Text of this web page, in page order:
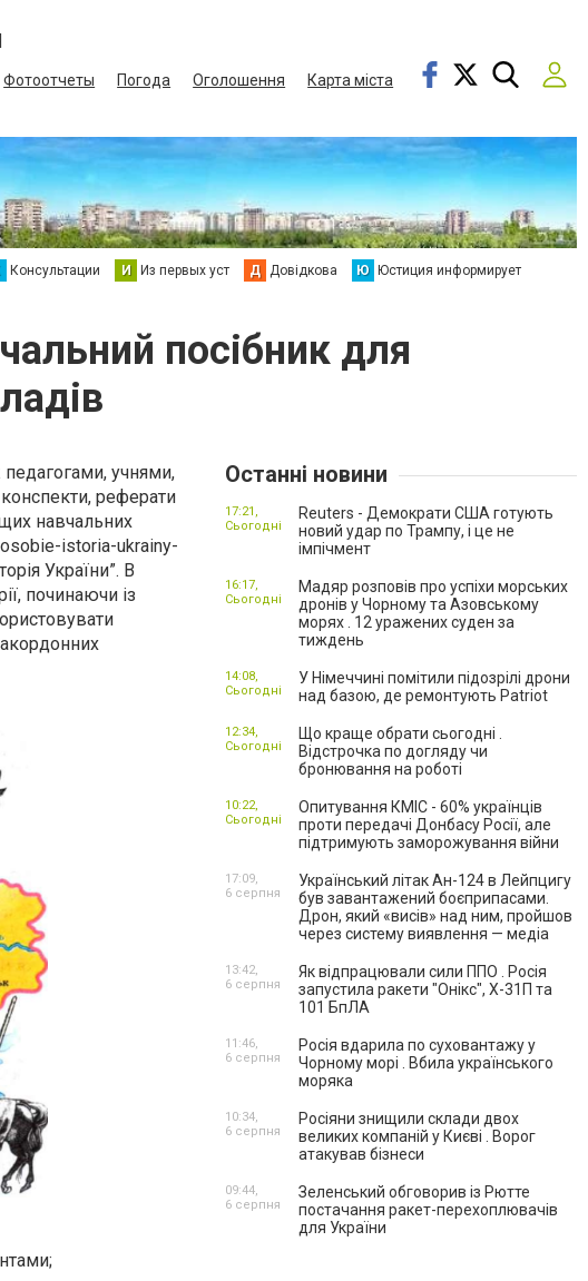
Фотоотчеты Погода Оголошення
Карта міста
Консультации И Из первых уст Д Довідкова Ю Юстиция информирует
посібник для
педагогами, учнями,
реферати
навчальних
istoria-ukrainy-
України”. В
починаючи із
Останні новини
Reuters - Демократи США готують
новий удар по Трампу, і це не
імпічмент
17:21,
Сьогодні
Мадяр розповів про успіхи морських
дронів у Чорному та Азовському
морях . 12 уражених суден за
тиждень
16:17,
Сьогодні
У Німеччині помітили підозрілі дрони
над базою, де ремонтують Patriot
14:08,
Сьогодні
Що краще обрати сьогодні .
Відстрочка по догляду чи
бронювання на роботі
12:34,
Сьогодні
Опитування КМІС - 60% українців
проти передачі Донбасу Росії, але
підтримують заморожування війни
10:22,
Сьогодні
Український літак Ан-124 в Лейпцигу
був завантажений боєприпасами.
Дрон, який «висів» над ним, пройшов
через систему виявлення — медіа
17:09,
6 серпня
Як відпрацювали сили ППО . Росія
запустила ракети "Онікс", Х-31П та
101 БпЛА
13:42,
6 серпня
Росія вдарила по суховантажу у
Чорному морі . Вбила українського
моряка
11:46,
6 серпня
Росіяни знищили склади двох
великих компаній у Києві . Ворог
атакував бізнеси
10:34,
6 серпня
Зеленський обговорив із Рютте
постачання ракет-перехоплювачів
для України
09:44,
6 серпня